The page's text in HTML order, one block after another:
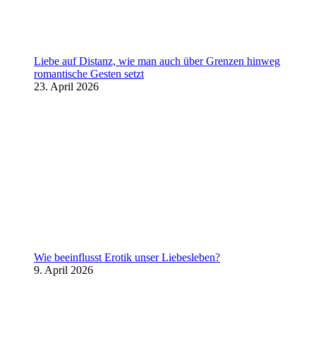
Liebe auf Distanz, wie man auch über Grenzen hinweg
romantische Gesten setzt
23. April 2026
Wie beeinflusst Erotik unser Liebesleben?
9. April 2026